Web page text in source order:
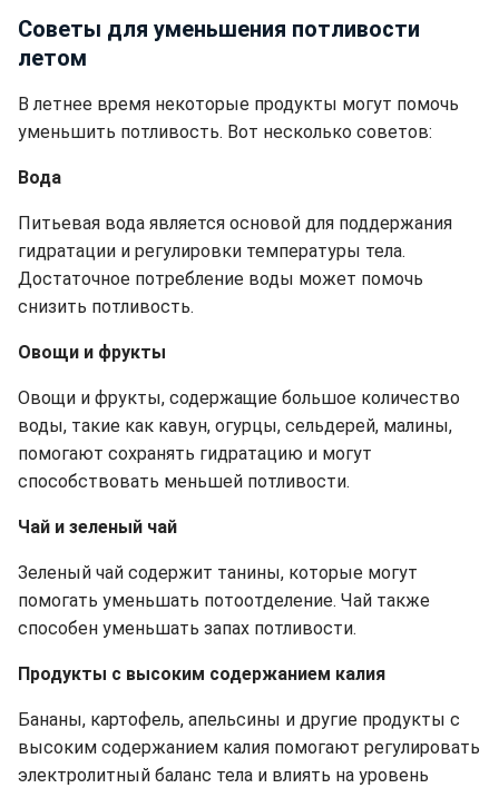
Советы для уменьшения потливости
летом
В летнее время некоторые продукты могут помочь
уменьшить потливость. Вот несколько советов:
Вода
Питьевая вода является основой для поддержания
гидратации и регулировки температуры тела.
Достаточное потребление воды может помочь
снизить потливость.
Овощи и фрукты
Овощи и фрукты, содержащие большое количество
воды, такие как кавун, огурцы, сельдерей, малины,
помогают сохранять гидратацию и могут
способствовать меньшей потливости.
Чай и зеленый чай
Зеленый чай содержит танины, которые могут
помогать уменьшать потоотделение. Чай также
способен уменьшать запах потливости.
Продукты с высоким содержанием калия
Бананы, картофель, апельсины и другие продукты с
высоким содержанием калия помогают регулировать
электролитный баланс тела и влиять на уровень